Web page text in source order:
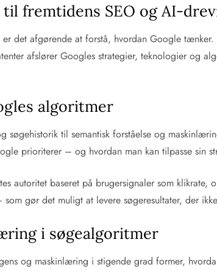
fremtidens SEO og AI-
det afgørende at forstå, hvordan Google
afslører Googles strategier, teknologier og
algoritmer
til semantisk forståelse og
prioriterer – og hvordan man kan tilpasse sin
autoritet baseret på brugersignaler som
gør det muligt at levere søgeresultater, der
i søgealgoritmer
og maskinlæring i stigende grad former,